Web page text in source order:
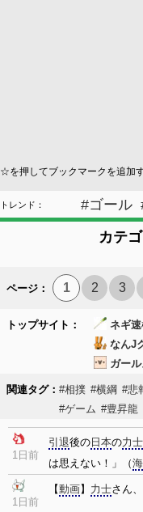
☆を押してブックマークを追加
#ゴール
トレンド：
カテ
ページ： 1 2 3
トップサイト： ネギ速
なんJ
ガー
関連タグ： #相撲 #横綱 #悲
#ゲーム #豊昇龍
1日前
引退後の 日本の力士
は思えない！」（
1日前
【動画】 力士さん、